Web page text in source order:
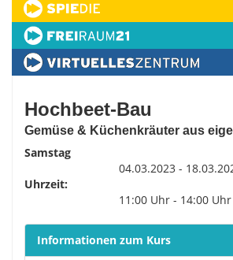
Hochbeet-Bau
Gemüse & Küchenkräuter aus
Samstag
04.03.2023 -
Uhrzeit:
11:00 Uhr - 14:00 Uhr
Informationen zum Kurs